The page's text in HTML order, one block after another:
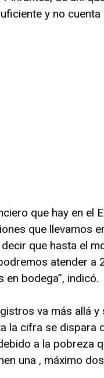
y no
que hay en el
que llevamos
que hasta el
atender a
en bodega”, indicó.
va más allá
la cifra se dispara
a la pobreza
una , máximo